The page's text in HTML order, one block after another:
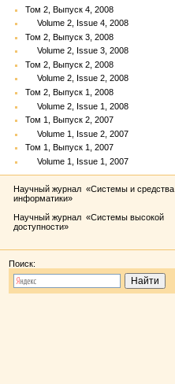
Том 2, Выпуск 4, 2008
Volume 2, Issue 4, 2008
Том 2, Выпуск 3, 2008
Volume 2, Issue 3, 2008
Том 2, Выпуск 2, 2008
Volume 2, Issue 2, 2008
Том 2, Выпуск 1, 2008
Volume 2, Issue 1, 2008
Том 1, Выпуск 2, 2007
Volume 1, Issue 2, 2007
Том 1, Выпуск 1, 2007
Volume 1, Issue 1, 2007
Научный журнал «Системы и средства
информатики»
Научный журнал «Системы высокой
доступности»
Поиск: